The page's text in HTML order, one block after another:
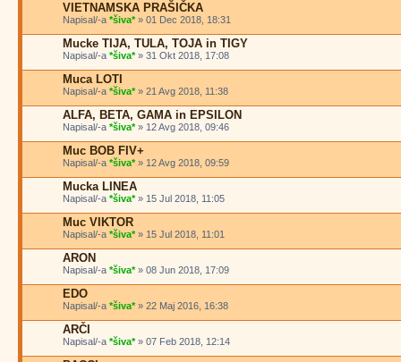
VIETNAMSKA PRAŠIČKA
Napisal/-a *šiva*» 01 Dec 2018, 18:31
Mucke TIJA, TULA, TOJA in TIGY
Napisal/-a *šiva*» 31 Okt 2018, 17:08
Muca LOTI
Napisal/-a *šiva*» 21 Avg 2018, 11:38
ALFA, BETA, GAMA in EPSILON
Napisal/-a *šiva*» 12 Avg 2018, 09:46
Muc BOB FIV+
Napisal/-a *šiva*» 12 Avg 2018, 09:59
Mucka LINEA
Napisal/-a *šiva*» 15 Jul 2018, 11:05
Muc VIKTOR
Napisal/-a *šiva*» 15 Jul 2018, 11:01
ARON
Napisal/-a *šiva*» 08 Jun 2018, 17:09
EDO
Napisal/-a *šiva*» 22 Maj 2016, 16:38
ARČI
Napisal/-a *šiva*» 07 Feb 2018, 12:14